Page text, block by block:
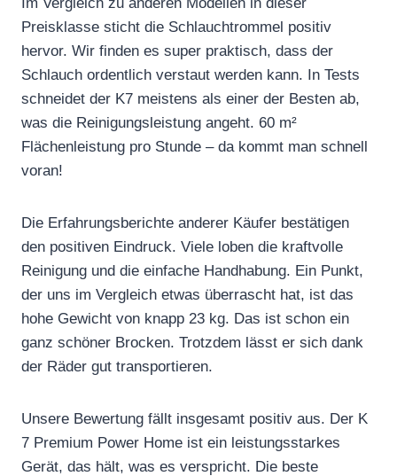
Preisklasse sticht die Schlauchtrommel positiv
hervor. Wir finden es super praktisch, dass der
Schlauch ordentlich verstaut werden kann. In Tests
schneidet der K7 meistens als einer der Besten ab,
was die Reinigungsleistung angeht. 60 m²
Flächenleistung pro Stunde – da kommt man schnell
voran!
Die Erfahrungsberichte anderer Käufer bestätigen
den positiven Eindruck. Viele loben die kraftvolle
Reinigung und die einfache Handhabung. Ein Punkt,
der uns im Vergleich etwas überrascht hat, ist das
hohe Gewicht von knapp 23 kg. Das ist schon ein
ganz schöner Brocken. Trotzdem lässt er sich dank
der Räder gut transportieren.
Unsere Bewertung fällt insgesamt positiv aus. Der K
7 Premium Power Home ist ein leistungsstarkes
Gerät, das hält, was es verspricht. Die beste